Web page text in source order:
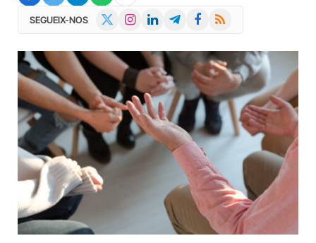
SEGUEIX-NOS InstagramLinkedInTelegramFacebook
RSS